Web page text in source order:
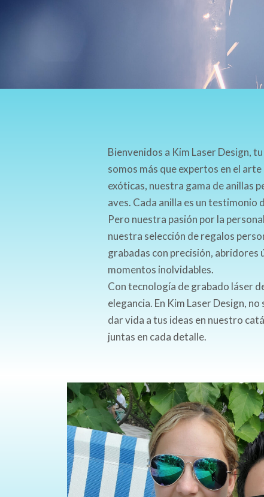
Bienvenidos a Kim Laser Design,
somos más que expertos en el
exóticas, nuestra gama de anillas
aves. Cada anilla es un
Pero nuestra pasión por la
nuestra selección de regalos
grabadas con precisión, abridores
momentos inolvidables.
Con tecnología de grabado láser
elegancia. En Kim Laser Design,
dar vida a tus ideas en nuestro
juntas en cada detalle.